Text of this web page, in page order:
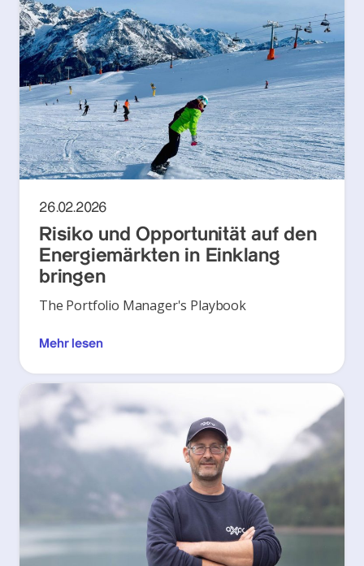
26.02.2026
Risiko und Opportunität auf den
Energiemärkten in Einklang
bringen
The Portfolio Manager's Playbook
Mehr lesen